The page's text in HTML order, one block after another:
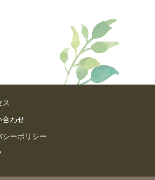
ス
合わせ
シーポリシー